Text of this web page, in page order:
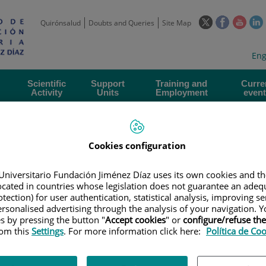
Quirónsalud Doubts and Queries Site Map
This
in
This
in
pop-
This
open
in
a
pop-
Scientific
Activity
Support
Units
Training and
Employment
EMPLOYMENT OFFERS|AYUDANTE INVESTIGACIÓN PEJ-2023-AI/
PEJ-2023-AI/SAL-GL-
Cookies configuration
Fundación Jiménez Díaz uses its own cookies and
in countries whose legislation does not guarantee an
for user authentication, statistical analysis, improving
advertising through the analysis of your navigation.
by pressing the button "Accept cookies" or configure/refuse
thisSettings. For more information click here: Política de